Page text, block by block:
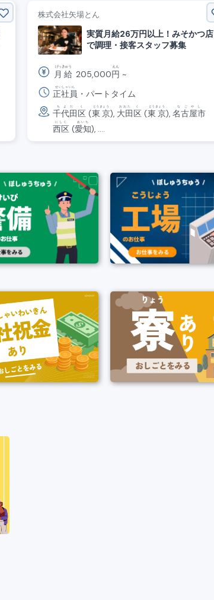
株式会社矢場とん
実質月給26万円以上！みそかつ店
で調理・接客スタッフ募集
月給
げっきゅう
205,000円
えん
~
正社員
せいしゃいん
・パートタイム
千代田
ちよだ
区
く
(東京
とうきょう
), 大田
おおた
区
く
(東京
とうきょう
), 名古屋市
なごやし
西区
にしく
(愛知
あいち
), ....